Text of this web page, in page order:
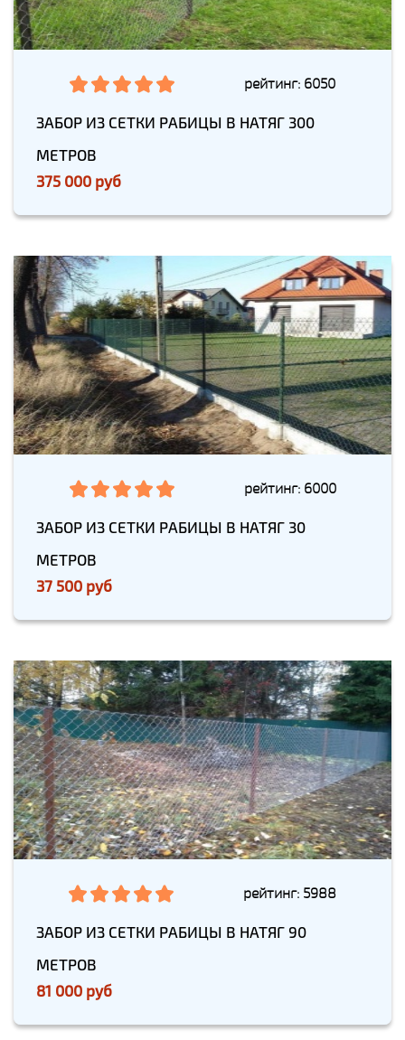
рейтинг: 6050
ЗАБОР ИЗ СЕТКИ РАБИЦЫ В НАТЯГ 300
МЕТРОВ
375 000 руб
рейтинг: 6000
ЗАБОР ИЗ СЕТКИ РАБИЦЫ В НАТЯГ 30
МЕТРОВ
37 500 руб
рейтинг: 5988
ЗАБОР ИЗ СЕТКИ РАБИЦЫ В НАТЯГ 90
МЕТРОВ
81 000 руб